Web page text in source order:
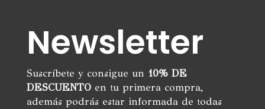
Newsletter
Suscríbete y consigue un 10% DE
DESCUENTOen tu primera compra,
además podrás estar informada de todas